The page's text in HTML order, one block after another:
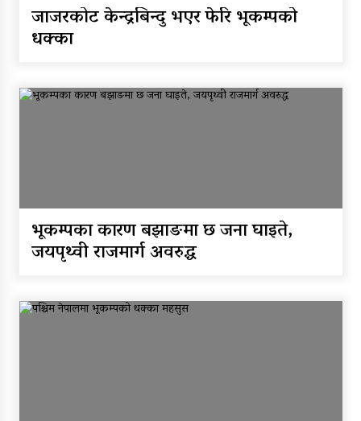
जाजरकोट केन्द्रबिन्दु भएर फेरि भूकम्पको
धक्का
भूकम्पका कारण बझाङमा छ जना घाइते,
जयपृथ्वी राजमार्ग अवरुद्ध